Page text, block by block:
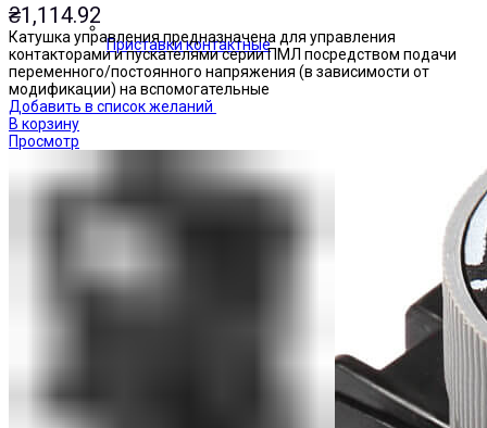
Приставки контактные
₴1,114.92
Катушка управления предназначена для управления
контакторами и пускателями серии ПМЛ посредством подачи
переменного/постоянного напряжения (в зависимости от
модификации) на вспомогательные
Добавить в список желаний
В корзину
Просмотр